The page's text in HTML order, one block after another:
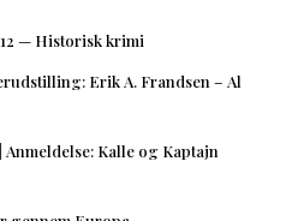
— Historisk krimi
Erik A. Frandsen – Al
Anmeldelse: Kalle og Kaptajn